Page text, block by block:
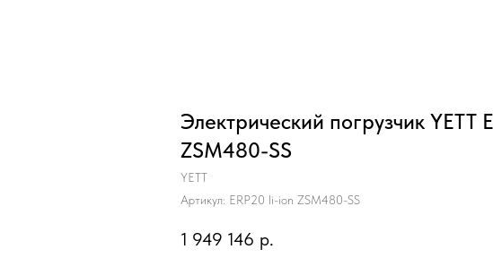
Электрический погрузчик YETT
ZSM480-SS
YETT
Артикул: ERP20 li-ion ZSM480-SS
1 949 146 р.